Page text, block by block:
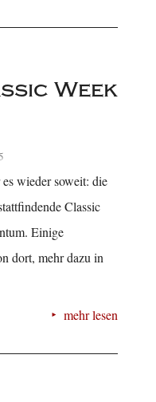
Week
wieder soweit: die
Classic
Einige
dort, mehr dazu in
mehr lesen